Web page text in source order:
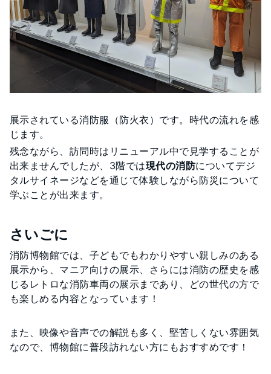
展示されている消防服（防火衣）です。時代の流れを感
じます。
残念ながら、訪問時はリニューアル中で見学することが
出来ませんでしたが、3階では現代の消防についてデジ
タルサイネージなどを通じて体験しながら防災について
学ぶことが出来ます。
さいごに
消防博物館では、子どもでもわかりやすい親しみのある
展示から、マニア向けの展示、さらには消防の歴史を感
じるレトロな消防車両の展示まであり、どの世代の方で
も楽しめる内容となっています！
また、映像や音声での解説も多く、堅苦しくない雰囲気
なので、博物館に普段訪れない方にもおすすめです！